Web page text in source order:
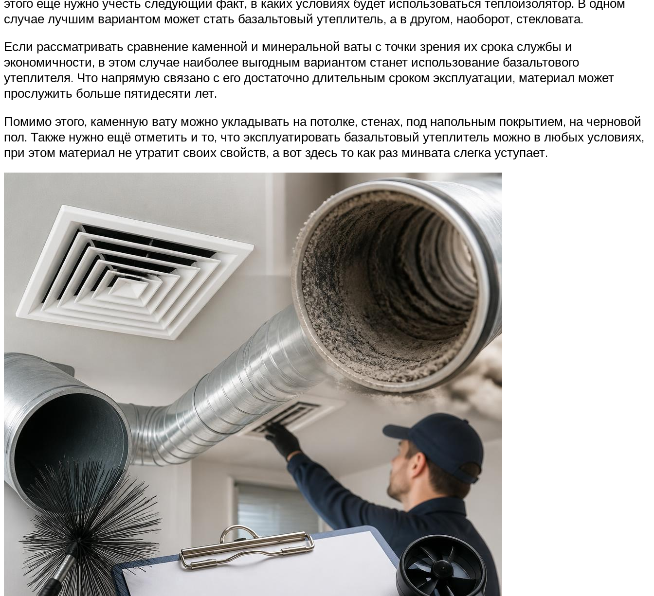
случае лучшим вариантом может стать базальтовый утеплитель, а в другом, наоборот, стекловата.
Если рассматривать сравнение каменной и минеральной ваты с точки зрения их срока службы и
экономичности, в этом случае наиболее выгодным вариантом станет использование базальтового
утеплителя. Что напрямую связано с его достаточно длительным сроком эксплуатации, материал может
прослужить больше пятидесяти лет.
Помимо этого, каменную вату можно укладывать на потолке, стенах, под напольным покрытием, на черновой
пол. Также нужно ещё отметить и то, что эксплуатировать базальтовый утеплитель можно в любых условиях,
при этом материал не утратит своих свойств, а вот здесь то как раз минвата слегка уступает.